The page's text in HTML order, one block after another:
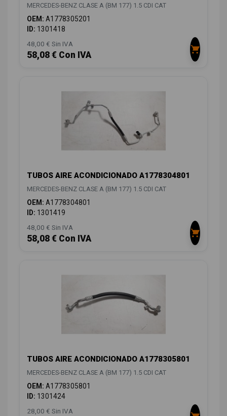
MERCEDES-BENZ CLASE A (BM 177) 1.5 CDI CAT
OEM: A1778305201
ID: 1301418
48,00 € Sin IVA
58,08 € Con IVA
TUBOS AIRE ACONDICIONADO A1778304801
MERCEDES-BENZ CLASE A (BM 177) 1.5 CDI CAT
OEM: A1778304801
ID: 1301419
48,00 € Sin IVA
58,08 € Con IVA
TUBOS AIRE ACONDICIONADO A1778305801
MERCEDES-BENZ CLASE A (BM 177) 1.5 CDI CAT
OEM: A1778305801
ID: 1301424
28,00 € Sin IVA